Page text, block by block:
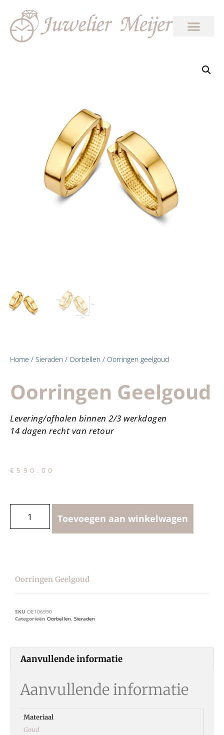
Home / Sieraden / Oorbellen / Oorringen geelgoud
Oorringen Geelgoud
Levering/afhalen binnen 2/3 werkdagen
14 dagen recht van retour
€ 590.00
Toevoegen aan winkelwagen
Oorringen Geelgoud
SKU OE106990
Categorieën Oorbellen, Sieraden
Aanvullende informatie
Aanvullende informatie
Materiaal
Goud